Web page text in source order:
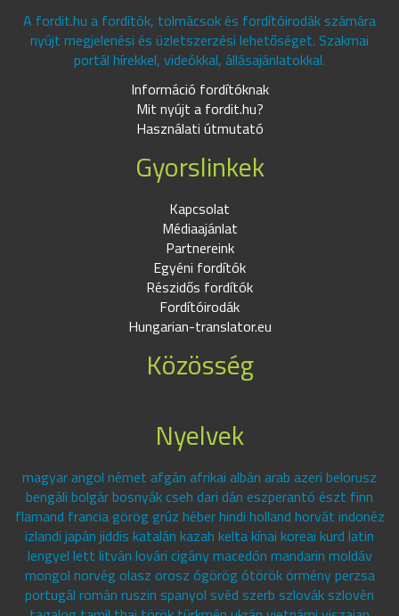
A fordit.hu a fordítók, tolmácsok és fordítóirodák számára
nyújt megjelenési és üzletszerzési lehetőséget. Szakmai
portál hírekkel, videókkal, állásajánlatokkal.
Információ fordítóknak
Mit nyújt a fordit.hu?
Használati útmutató
Gyorslinkek
Kapcsolat
Médiaajánlat
Partnereink
Egyéni fordítók
Részidős fordítók
Fordítóirodák
Hungarian-translator.eu
Közösség
Nyelvek
magyar angol német afgán afrikai albán arab azeri belorusz
bengáli bolgár bosnyák cseh dari dán eszperantó észt finn
flamand francia görög grúz héber hindi holland horvát indonéz
izlandi japán jiddis katalán kazah kelta kínai koreai kurd latin
lengyel lett litván lovári cigány macedón mandarin moldáv
mongol norvég olasz orosz ógörög ótörök örmény perzsa
portugál román ruszin spanyol svéd szerb szlovák szlovén